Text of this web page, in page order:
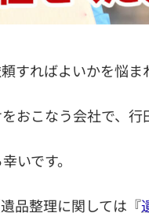
ればよいかを悩ま
こなう会社で、行
いです。
品整理に関しては『